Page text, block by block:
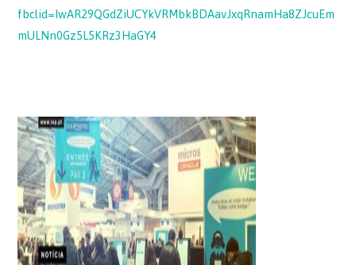
fbclid=IwAR29QGdZiUCYkVRMbkBDAavJxqRnamHa8ZJcuEm
mULNn0Gz5L5KRz3HaGY4